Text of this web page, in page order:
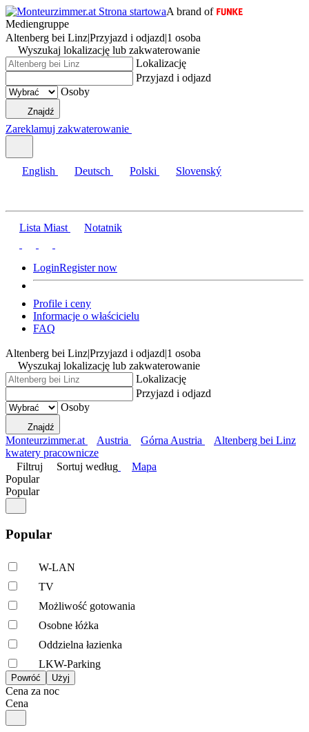
A brand of
Mediengruppe
Altenberg bei Linz|Przyjazd i odjazd|1 osoba
Wyszukaj lokalizację lub zakwaterowanie
Lokalizację
Przyjazd i odjazd
Osoby
Znajdź
Zareklamuj zakwaterowanie
English Deutsch Polski Slovenský
Lista Miast Notatnik
LoginRegister now
Profile i ceny
Informacje o właścicielu
FAQ
Altenberg bei Linz|Przyjazd i odjazd|1 osoba
Wyszukaj lokalizację lub zakwaterowanie
Lokalizację
Przyjazd i odjazd
Osoby
Znajdź
Monteurzimmer.at Austria Górna Austria
Altenberg bei Linz
kwatery pracownicze
Filtruj
Sortuj według
Mapa
Popular
Popular
Popular
W-LAN
TV
Możliwość gotowania
Osobne łóżka
Oddzielna łazienka
LKW-Parking
Cena za noc
Cena